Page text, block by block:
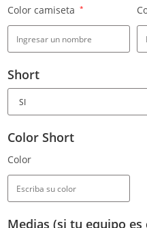
Color camiseta *
Short
Color Short
Color
Medias (si tu equipo